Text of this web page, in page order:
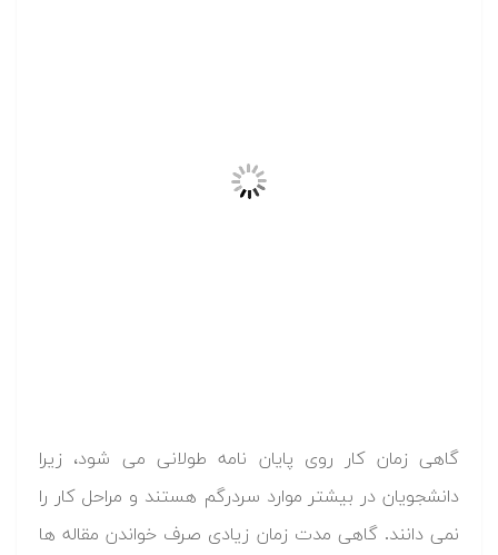
گاهی زمان کار روی پایان نامه طولانی می شود، زیرا
دانشجویان در بیشتر موارد سردرگم هستند و مراحل کار را
نمی دانند. گاهی مدت زمان زیادی صرف خواندن مقاله ها